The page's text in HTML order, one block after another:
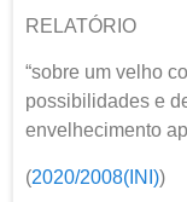
RELATÓRIO
“sobre um velho
possibilidades e
envelhecimento
(2020/2008(INI))